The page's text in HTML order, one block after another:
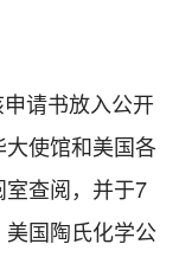
请书放入公开
使馆和美国各
查阅，并于7
国陶氏化学公